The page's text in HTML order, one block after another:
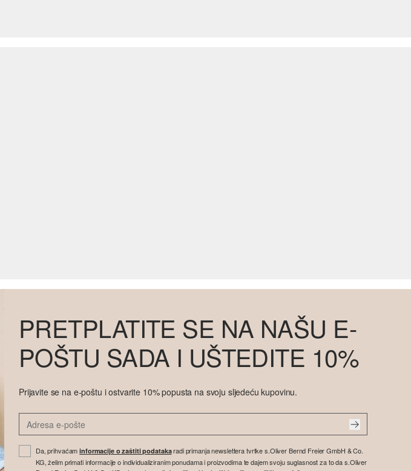
PRETPLATITE SE NA NAŠU E-
POŠTU SADA I UŠTEDITE 10%
Prijavite se na e-poštu i ostvarite 10% popusta na svoju sljedeću kupovinu.
Da, prihvaćaminformacije o zaštiti podatakaradi primanja newslettera tvrtke s.Oliver Bernd Freier GmbH & Co.
KG, želim primati informacije o individualiziranim ponudama i proizvodima te dajem svoju suglasnost za to da s.Oliver